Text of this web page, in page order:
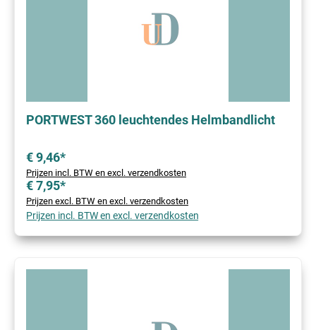
PORTWEST 360 leuchtendes Helmbandlicht
€ 9,46*
Prijzen incl. BTW en excl. verzendkosten
€ 7,95*
Prijzen excl. BTW en excl. verzendkosten
Prijzen incl. BTW en excl. verzendkosten